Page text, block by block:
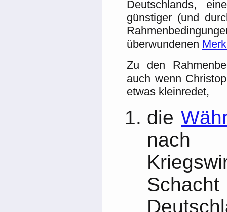
Deutschlands,
günstiger (und
überwundenen
Zu den
auch wenn
etwas kleinredet,
die